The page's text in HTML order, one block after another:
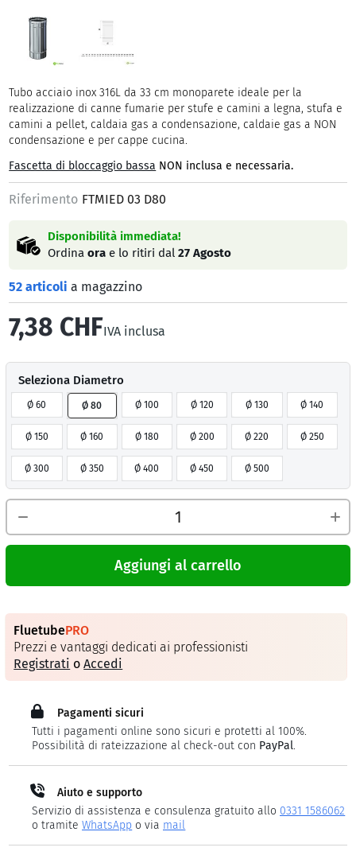
Tubo acciaio inox 316L da 33 cm monoparete ideale per la
realizzazione di canne fumarie per stufe e camini a legna, stufa e
camini a pellet, caldaia gas a condensazione, caldaie gas a NON
condensazione e per cappe cucina.
Fascetta di bloccaggio bassa NON inclusa e necessaria.
Riferimento FTMIED 03 D80
Disponibilità immediata!
Ordinaora e lo ritiri dal27 Agosto
52 articolia magazzino
7,38 CHFIVA inclusa
Seleziona Diametro
Ø 60 Ø 80 Ø 100 Ø 120 Ø 130 Ø 140
Ø 150 Ø 160 Ø 180 Ø 200 Ø 220 Ø 250
Ø 300 Ø 350 Ø 400 Ø 450 Ø 500
Aggiungi al carrello
FluetubePRO
Prezzi e vantaggi dedicati ai professionisti
Registrati oAccedi
Pagamenti sicuri
Tutti i pagamenti online sono sicuri e protetti al 100%.
Possibilità di rateizzazione al check-out con PayPal.
Aiuto e supporto
Servizio di assistenza e consulenza gratuito allo 0331 1586062
o tramiteWhatsApp o via mail